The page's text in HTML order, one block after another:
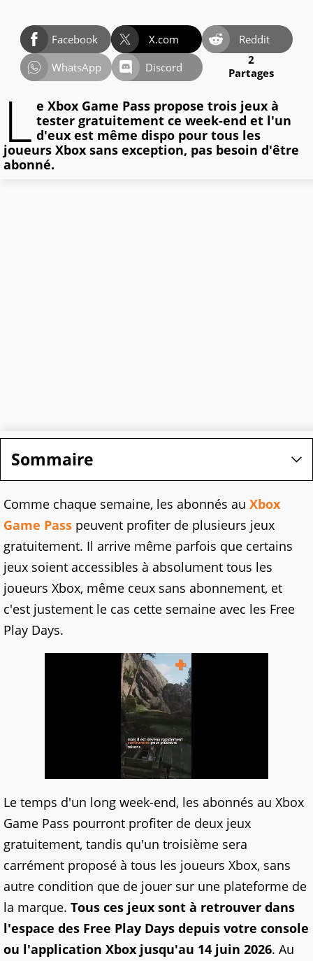
Facebook X.com
Reddit
WhatsApp
Discord
2
Partages
L e Xbox Game Pass propose trois jeux à
tester gratuitement ce week-end et l'un
d'eux est même dispo pour tous les
joueurs Xbox sans exception, pas besoin d'être
abonné.
Sommaire
Comme chaque semaine, les abonnés au Xbox
Game Pass peuvent profiter de plusieurs jeux
gratuitement. Il arrive même parfois que certains
jeux soient accessibles à absolument tous les
joueurs Xbox, même ceux sans abonnement, et
c'est justement le cas cette semaine avec les Free
Play Days.
Le temps d'un long week-end, les abonnés au Xbox
Game Pass pourront profiter de deux jeux
gratuitement, tandis qu'un troisième sera
carrément proposé à tous les joueurs Xbox, sans
autre condition que de jouer sur une plateforme de
la marque. Tous ces jeux sont à retrouver dans
l'espace des Free Play Days depuis votre console
ou l'application Xbox jusqu'au 14 juin 2026. Au